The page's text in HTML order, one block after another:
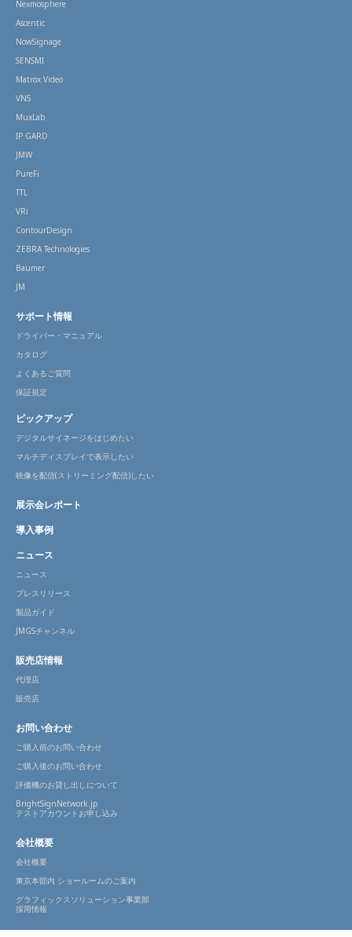
Nexmosphere
Ascentic
NowSignage
SENSMI
Matrox Video
VNS
MuxLab
IP GARD
JMW
PureFi
TTL
VRi
ContourDesign
ZEBRA Technologies
Baumer
JM
サポート情報
ドライバー・マニュアル
カタログ
よくあるご質問
保証規定
ピックアップ
デジタルサイネージをはじめたい
マルチディスプレイで表示したい
映像を配信(ストリーミング配信)したい
展示会レポート
導入事例
ニュース
ニュース
プレスリリース
製品ガイド
JMGSチャンネル
販売店情報
代理店
販売店
お問い合わせ
ご購入前のお問い合わせ
ご購入後のお問い合わせ
評価機のお貸し出しについて
BrightSignNetwork.jp
テストアカウントお申し込み
会社概要
会社概要
東京本部内 ショールームのご案内
グラフィックスソリューション事業部
採用情報